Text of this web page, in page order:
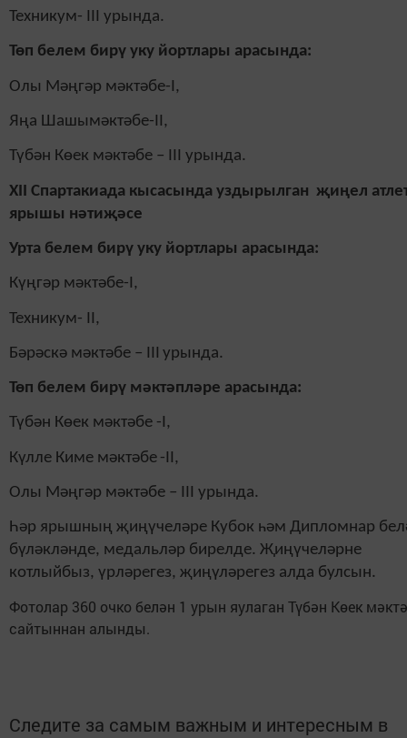
Техникум- III урында.
Төп белем бирү уку йортлары арасында:
Олы Мәңгәр мәктәбе- ,
Яңа Шашымәктәбе-II,
Түбән Көек мәктәбе – III урында.
XII Спартакиада кысасында уздырылган җиңел
ярышы нәтиҗәсе
Урта белем бирү уку йортлары арасында:
Күңгәр мәктәбе-I,
Техникум- ,
Бәрәскә мәктәбе – III урында.
Төп белем бирү мәктәпләре арасында:
Түбән Көек мәктәбе -I,
Күлле Киме мәктәбе -II,
Олы Мәңгәр мәктәбе – III урында.
Һәр ярышның җиңүчеләре Кубок һәм Дипломнар
бүләкләнде, медальләр бирелде. Җиңүчеләрне
котлыйбыз, үрләрегез, җиңүләрегез алда булсын.
Фотолар 360 очко белән 1 урын яулаган Түбән Көек
сайтыннан алынды.
Следите за самым важным и интересным в